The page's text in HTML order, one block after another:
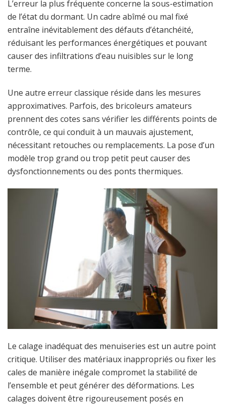
L’erreur la plus fréquente concerne la sous-estimation
de l’état du dormant. Un cadre abîmé ou mal fixé
entraîne inévitablement des défauts d’étanchéité,
réduisant les performances énergétiques et pouvant
causer des infiltrations d’eau nuisibles sur le long
terme.
Une autre erreur classique réside dans les mesures
approximatives. Parfois, des bricoleurs amateurs
prennent des cotes sans vérifier les différents points de
contrôle, ce qui conduit à un mauvais ajustement,
nécessitant retouches ou remplacements. La pose d’un
modèle trop grand ou trop petit peut causer des
dysfonctionnements ou des ponts thermiques.
Le calage inadéquat des menuiseries est un autre point
critique. Utiliser des matériaux inappropriés ou fixer les
cales de manière inégale compromet la stabilité de
l’ensemble et peut générer des déformations. Les
calages doivent être rigoureusement posés en